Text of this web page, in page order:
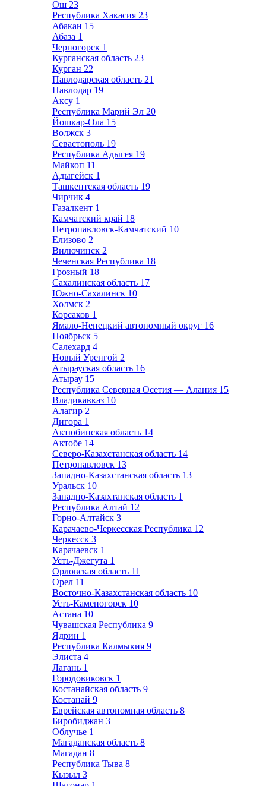
Ош 23
Республика Хакасия 23
Абакан 15
Абаза 1
Черногорск 1
Курганская область 23
Курган 22
Павлодарская область 21
Павлодар 19
Аксу 1
Республика Марий Эл 20
Йошкар-Ола 15
Волжск 3
Севастополь 19
Республика Адыгея 19
Майкоп 11
Адыгейск 1
Ташкентская область 19
Чирчик 4
Газалкент 1
Камчатский край 18
Петропавловск-Камчатский 10
Елизово 2
Вилючинск 2
Чеченская Республика 18
Грозный 18
Сахалинская область 17
Южно-Сахалинск 10
Холмск 2
Корсаков 1
Ямало-Ненецкий автономный округ 16
Ноябрьск 5
Салехард 4
Новый Уренгой 2
Атырауская область 16
Атырау 15
Республика Северная Осетия — Алания 15
Владикавказ 10
Алагир 2
Дигора 1
Актюбинская область 14
Актобе 14
Северо-Казахстанская область 14
Петропавловск 13
Западно-Казахстанская область 13
Уральск 10
Западно-Казахтанская область 1
Республика Алтай 12
Горно-Алтайск 3
Карачаево-Черкесская Республика 12
Черкесск 3
Карачаевск 1
Усть-Джегута 1
Орловская область 11
Орел 11
Восточно-Казахстанская область 10
Усть-Каменогорск 10
Астана 10
Чувашская Республика 9
Ядрин 1
Республика Калмыкия 9
Элиста 4
Лагань 1
Городовиковск 1
Костанайская область 9
Костанай 9
Еврейская автономная область 8
Биробиджан 3
Облучье 1
Магаданская область 8
Магадан 8
Республика Тыва 8
Кызыл 3